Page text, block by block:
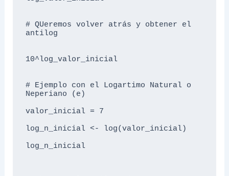
# QUeremos volver atrás y obtener el
antilog
10^log_valor_inicial
# Ejemplo con el Logartimo Natural o
Neperiano (e)
valor_inicial = 7
log_n_inicial <- log(valor_inicial)
log_n_inicial